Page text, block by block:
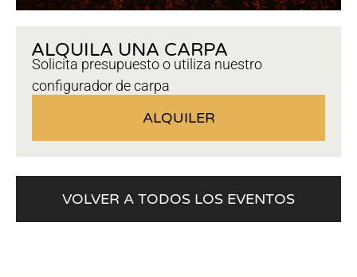
ALQUILA UNA CARPA
Solicita presupuesto o utiliza nuestro
configurador de carpa
ALQUILER
VOLVER A TODOS LOS EVENTOS